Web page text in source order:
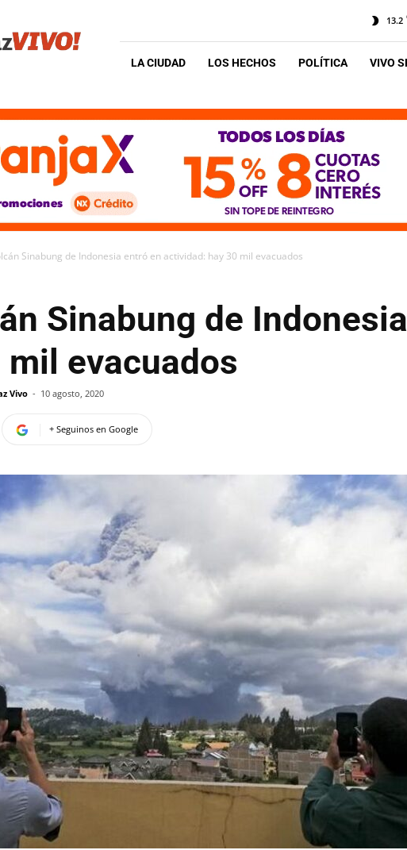
13.2
LA CIUDAD LOS HECHOS POLÍTICA VIVO
Sinabung de Indonesia entró en actividad: hay 30 mil evacuados
Sinabung de
mil evacuados
Vivo - 10 agosto, 2020
+ Seguinos en Google